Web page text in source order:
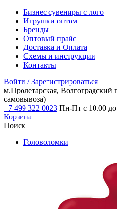
Бизнес сувениры с лого
Игрушки оптом
Бренды
Оптовый прайс
Доставка и Оплата
Схемы и инструкции
Контакты
Войти / Зарегистрироваться
м.Пролетарская, Волгоградский
самовывоза)
+7 499 322 0023 Пн-Пт с 10.00
Корзина
Поиск
Головоломки